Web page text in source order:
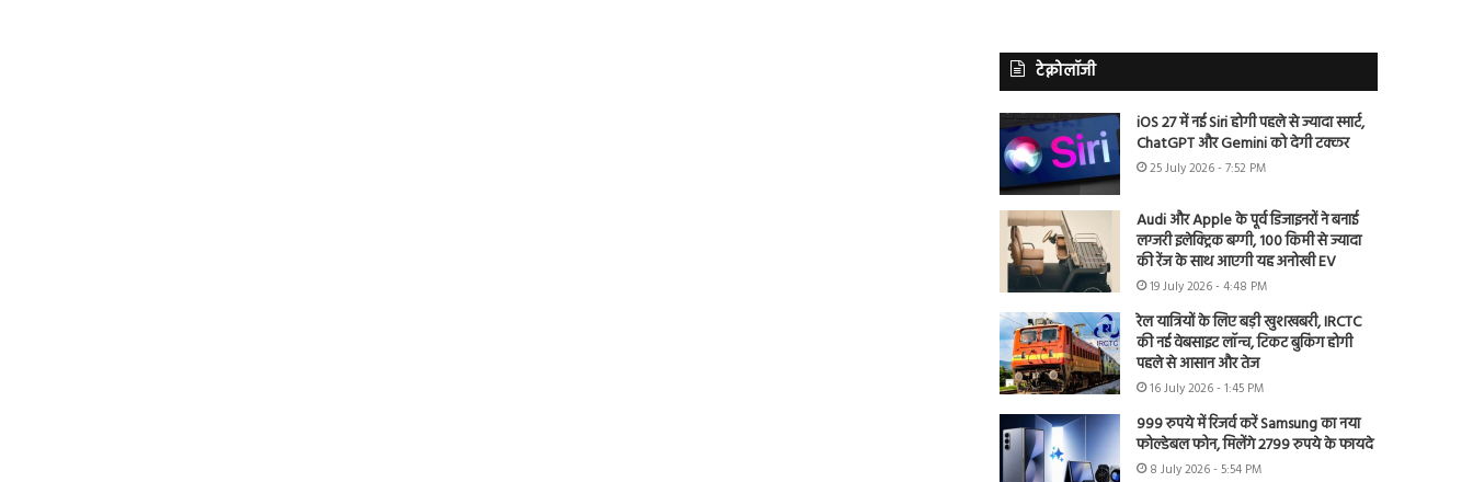
टेक्नोलॉजी
iOS 27 में नई Siri होगी पहले से ज्यादा स्मार्ट,
ChatGPT और Gemini को देगी टक्कर
25 July 2026 - 7:52 PM
Audi और Apple के पूर्व डिजाइनरों ने बनाई
लग्जरी इलेक्ट्रिक बग्गी, 100 किमी से ज्यादा
की रेंज के साथ आएगी यह अनोखी EV
19 July 2026 - 4:48 PM
रेल यात्रियों के लिए बड़ी खुशखबरी, IRCTC
की नई वेबसाइट लॉन्च, टिकट बुकिंग होगी
पहले से आसान और तेज
16 July 2026 - 1:45 PM
999 रुपये में रिजर्व करें Samsung का नया
फोल्डेबल फोन, मिलेंगे 2799 रुपये के फायदे
8 July 2026 - 5:54 PM